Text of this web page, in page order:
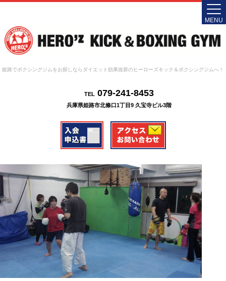
姫路でボクシングジムをお探しならダイエット効果抜群のヒーローズキック＆ボクシングジムへ！
TEL079-241-8453
兵庫県姫路市北條口1丁目9 久宝寺ビル3階
MENU